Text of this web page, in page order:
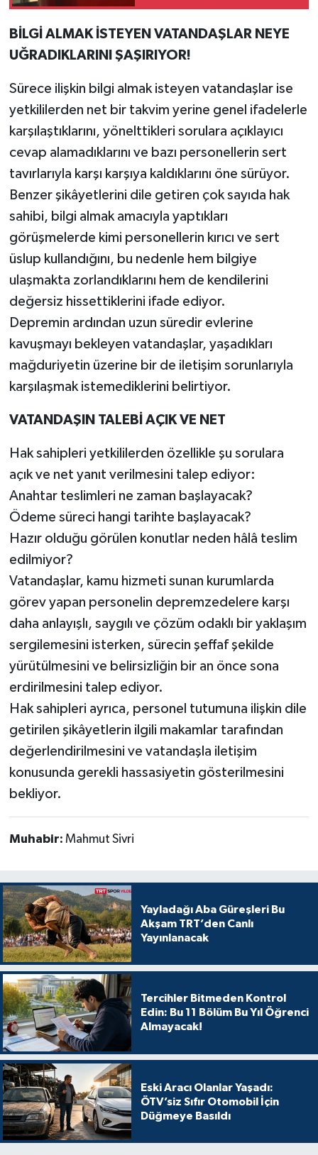
BİLGİ ALMAK İSTEYEN VATANDAŞLAR NEYE
UĞRADIKLARINI ŞAŞIRIYOR!
Sürece ilişkin bilgi almak isteyen vatandaşlar ise
yetkililerden net bir takvim yerine genel ifadelerle
karşılaştıklarını, yönelttikleri sorulara açıklayıcı
cevap alamadıklarını ve bazı personellerin sert
tavırlarıyla karşı karşıya kaldıklarını öne sürüyor.
Benzer şikâyetlerini dile getiren çok sayıda hak
sahibi, bilgi almak amacıyla yaptıkları
görüşmelerde kimi personellerin kırıcı ve sert
üslup kullandığını, bu nedenle hem bilgiye
ulaşmakta zorlandıklarını hem de kendilerini
değersiz hissettiklerini ifade ediyor.
Depremin ardından uzun süredir evlerine
kavuşmayı bekleyen vatandaşlar, yaşadıkları
mağduriyetin üzerine bir de iletişim sorunlarıyla
karşılaşmak istemediklerini belirtiyor.
VATANDAŞIN TALEBİ AÇIK VE NET
Hak sahipleri yetkililerden özellikle şu sorulara
açık ve net yanıt verilmesini talep ediyor:
Anahtar teslimleri ne zaman başlayacak?
Ödeme süreci hangi tarihte başlayacak?
Hazır olduğu görülen konutlar neden hâlâ teslim
edilmiyor?
Vatandaşlar, kamu hizmeti sunan kurumlarda
görev yapan personelin depremzedelere karşı
daha anlayışlı, saygılı ve çözüm odaklı bir yaklaşım
sergilemesini isterken, sürecin şeffaf şekilde
yürütülmesini ve belirsizliğin bir an önce sona
erdirilmesini talep ediyor.
Hak sahipleri ayrıca, personel tutumuna ilişkin dile
getirilen şikâyetlerin ilgili makamlar tarafından
değerlendirilmesini ve vatandaşla iletişim
konusunda gerekli hassasiyetin gösterilmesini
bekliyor.
Muhabir: Mahmut Sivri
Yayladağı Aba Güreşleri Bu
Akşam TRT’den Canlı
Yayınlanacak
Tercihler Bitmeden Kontrol
Edin: Bu 11 Bölüm Bu Yıl Öğrenci
Almayacak!
Eski Aracı Olanlar Yaşadı:
ÖTV’siz Sıfır Otomobil İçin
Düğmeye Basıldı